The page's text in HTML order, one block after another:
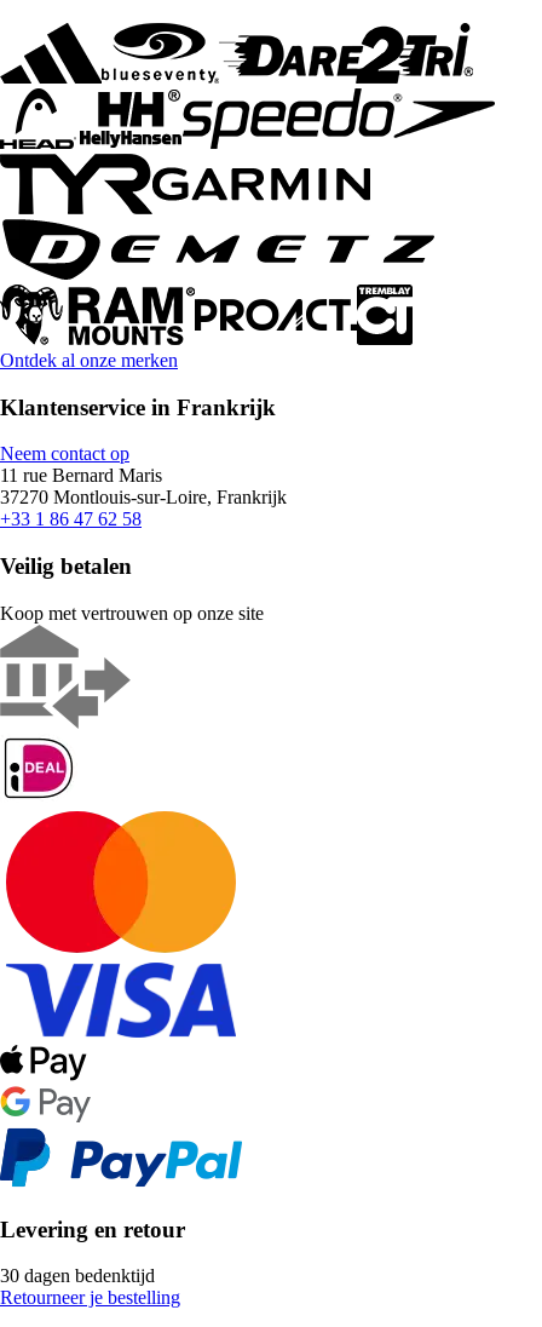
Ontdek al onze merken
Klantenservice in Frankrijk
Neem contact op
11 rue Bernard Maris
37270 Montlouis-sur-Loire, Frankrijk
+33 1 86 47 62 58
Veilig betalen
Koop met vertrouwen op onze site
Levering en retour
30 dagen bedenktijd
Retourneer je bestelling